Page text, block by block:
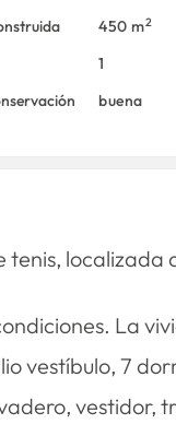
450 m2
1
buena
localizada
La
vestíbulo, 7
vestidor,